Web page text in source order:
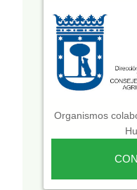
Organismos